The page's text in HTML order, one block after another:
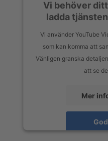
Vi behöver
ladda
Vi använder YouTube
som kan komma att
Vänligen granska
att se
Mer